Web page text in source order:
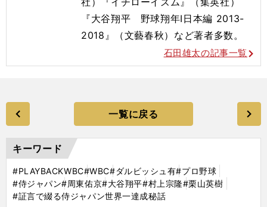
『大谷翔平 野球翔年Ⅰ日本編 2013-
2018』（文藝春秋）など著者多数。
石田雄太の記事一覧
一覧に戻る
キーワード
#PLAYBACKWBC#WBC#ダルビッシュ有#プロ野球
#侍ジャパン#周東佑京#大谷翔平#村上宗隆#栗山英樹
#証言で綴る侍ジャパン世界一達成秘話